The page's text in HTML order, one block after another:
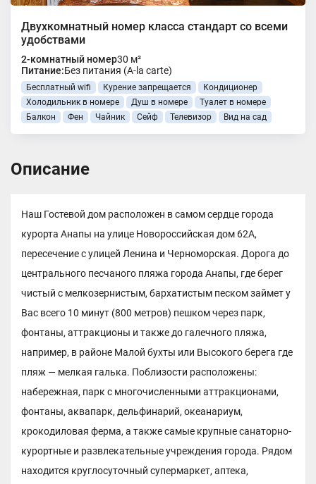
Двухкомнатный номер класса стандарт со всеми
удобствами
2-комнатный номер30 м²
Питание:Без питания (A-la carte)
Бесплатный wifi Курение запрещается
Кондиционер
Холодильник в номере
Душ в номере
Туалет в номере
Балкон
Фен Чайник Сейф Телевизор Вид на сад
Описание
Наш Гостевой дом расположен в самом сердце города
курорта Анапы на улице Новороссийская дом 62А,
пересечение с улицей Ленина и Черноморская. Дорога до
центрального песчаного пляжа города Анапы, где берег
чистый с мелкозернистым, бархатистым песком займет у
Вас всего 10 минут (800 метров) пешком через парк,
фонтаны, аттракционы и также до галечного пляжа,
например, в районе Малой бухты или Высокого берега где
пляж — мелкая галька. Поблизости расположены:
набережная, парк с многочисленными аттракционами,
фонтаны, аквапарк, дельфинарий, океанариум,
крокодиловая ферма, а также самые крупные санаторно-
курортные и развлекательные учреждения города. Рядом
находится круглосуточный супермаркет, аптека,